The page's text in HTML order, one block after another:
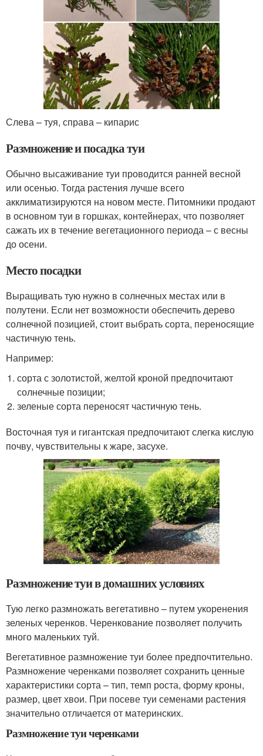
Слева – туя, справа – кипарис
Размножение и посадка туи
Обычно высаживание туи проводится ранней весной
или осенью. Тогда растения лучше всего
акклиматизируются на новом месте. Питомники продают
в основном туи в горшках, контейнерах, что позволяет
сажать их в течение вегетационного периода – с весны
до осени.
Место посадки
Выращивать тую нужно в солнечных местах или в
полутени. Если нет возможности обеспечить дерево
солнечной позицией, стоит выбрать сорта, переносящие
частичную тень.
Например:
сорта с золотистой, желтой кроной предпочитают
солнечные позиции;
зеленые сорта переносят частичную тень.
Восточная туя и гигантская предпочитают слегка кислую
почву, чувствительны к жаре, засухе.
Размножение туи в домашних условиях
Тую легко размножать вегетативно – путем укоренения
зеленых черенков. Черенкование позволяет получить
много маленьких туй.
Вегетативное размножение туи более предпочтительно.
Размножение черенками позволяет сохранить ценные
характеристики сорта – тип, темп роста, форму кроны,
размер, цвет хвои. При посеве туи семенами растения
значительно отличается от материнских.
Размножение туи черенками